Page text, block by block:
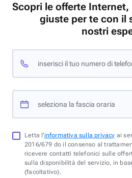
Scopri le offerte
giuste per te con il
nostri
inserisci il tuo numero di
seleziona la fascia oraria
Letta l'informativa sulla privacy ai
2016/679 do il consenso al
ricevere contatti telefonici sulle
sulla disponibilità del servizio, in
(facoltativo).